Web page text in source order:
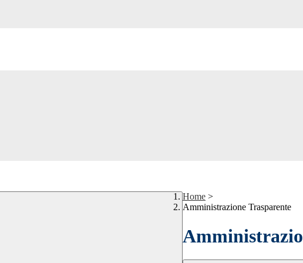
Home >
Amministrazione Trasparente